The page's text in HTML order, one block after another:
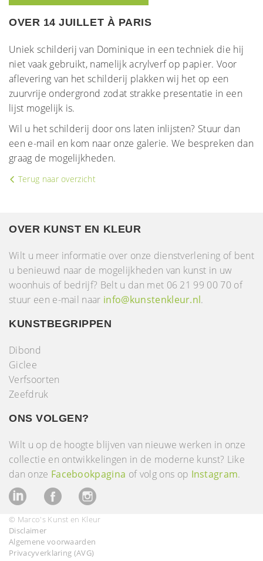
OVER 14 JUILLET À PARIS
Uniek schilderij van Dominique in een techniek die hij
niet vaak gebruikt, namelijk acrylverf op papier. Voor
aflevering van het schilderij plakken wij het op een
zuurvrije ondergrond zodat strakke presentatie in een
lijst mogelijk is.
Wil u het schilderij door ons laten inlijsten? Stuur dan
een e-mail en kom naar onze galerie. We bespreken dan
graag de mogelijkheden.
Terug naar overzicht
OVER KUNST EN KLEUR
Wilt u meer informatie over onze dienstverlening of bent
u benieuwd naar de mogelijkheden van kunst in uw
woonhuis of bedrijf? Belt u dan met 06 21 99 00 70 of
stuur een e-mail naar info@kunstenkleur.nl.
KUNSTBEGRIPPEN
Dibond
Giclee
Verfsoorten
Zeefdruk
ONS VOLGEN?
Wilt u op de hoogte blijven van nieuwe werken in onze
collectie en ontwikkelingen in de moderne kunst? Like
dan onze Facebookpagina of volg ons op Instagram.
© Marco's Kunst en Kleur
Disclaimer
Algemene voorwaarden
Privacyverklaring (AVG)